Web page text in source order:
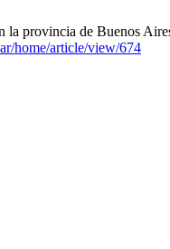
provincia de Buenos
home/article/view/674